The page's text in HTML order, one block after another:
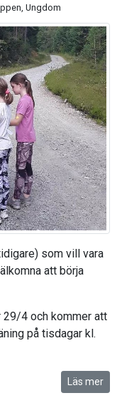
Ungdom
som vill vara
att börja
29/4 och kommer att
på tisdagar kl.
Läs mer